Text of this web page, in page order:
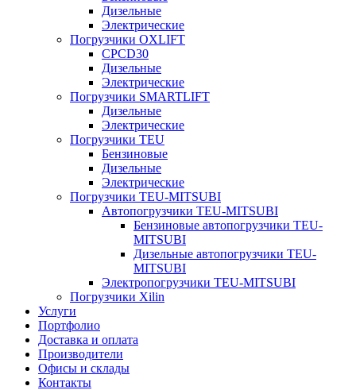
Дизельные
Электрические
Погрузчики OXLIFT
CPCD30
Дизельные
Электрические
Погрузчики SMARTLIFT
Дизельные
Электрические
Погрузчики TEU
Бензиновые
Дизельные
Электрические
Погрузчики TEU-MITSUBI
Автопогрузчики TEU-MITSUBI
Бензиновые автопогрузчики TEU-
MITSUBI
Дизельные автопогрузчики TEU-
MITSUBI
Электропогрузчики TEU-MITSUBI
Погрузчики Xilin
Услуги
Портфолио
Доставка и оплата
Производители
Офисы и склады
Контакты